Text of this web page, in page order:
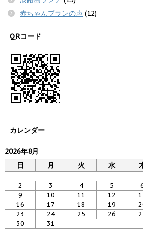
赤ちゃんプランの声 (12)
QRコード
カレンダー
2026年8月
日
月 火 水
2
3 4 5 6
9
10 11 12
16
17 18 19
23
24 25 26
30
31